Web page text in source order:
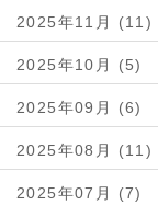
2025年11月 (11)
2025年10月 (5)
2025年09月 (6)
2025年08月 (11)
2025年07月 (7)